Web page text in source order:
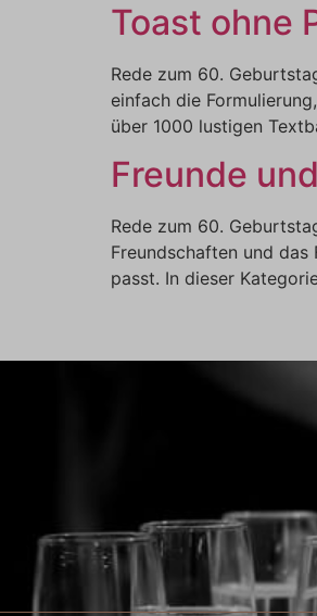
Toast ohne
Rede zum 60.
einfach die
über 1000 lustigen
Freunde und
Rede zum 60.
Freundschaften und
passt. In dieser